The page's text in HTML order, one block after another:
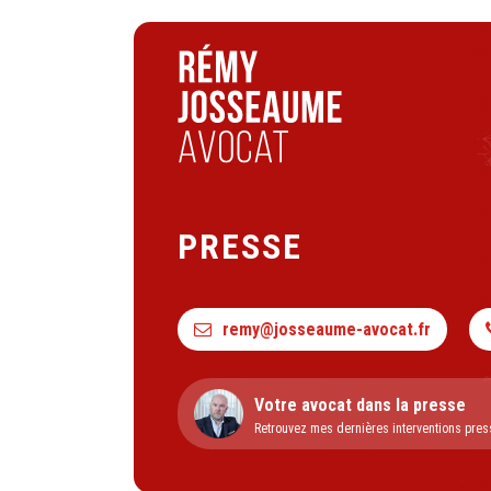
PRESSE
remy@josseaume-avocat.fr
Votre avocat dans la presse
Retrouvez mes dernières interventions